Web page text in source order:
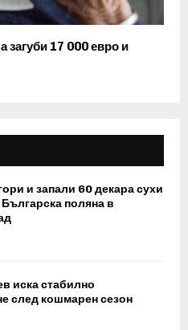
загуби 17 000 евро и
и запали 60 декара сухи
поляна в
иска стабилно
след кошмарен сезон